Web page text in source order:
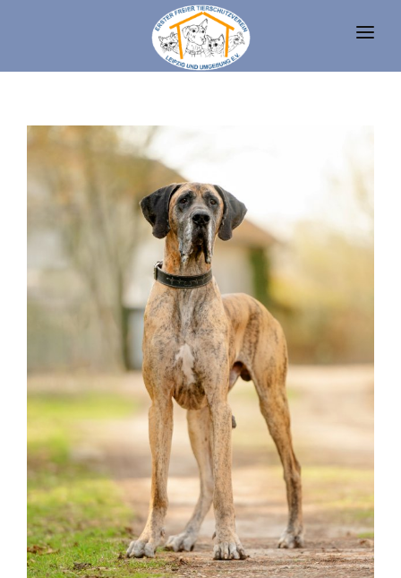
TIERHEIM
TIERHALTUNG UND RECHT
VEREIN
SPENDEN